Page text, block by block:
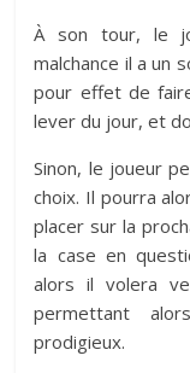
À son tour, le
malchance il a un
pour effet de
lever du jour, et
Sinon, le joueur
choix. Il pourra
placer sur la
la case en
alors il volera
permettant
prodigieux.